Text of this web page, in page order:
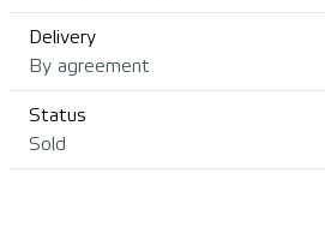
Delivery
By agreement
Status
Sold